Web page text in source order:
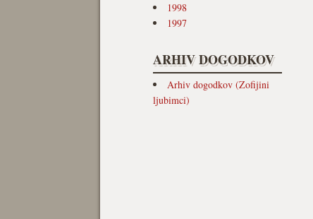
1998
1997
ARHIV DOGODKOV
Arhiv dogodkov (Zofijini
ljubimci)